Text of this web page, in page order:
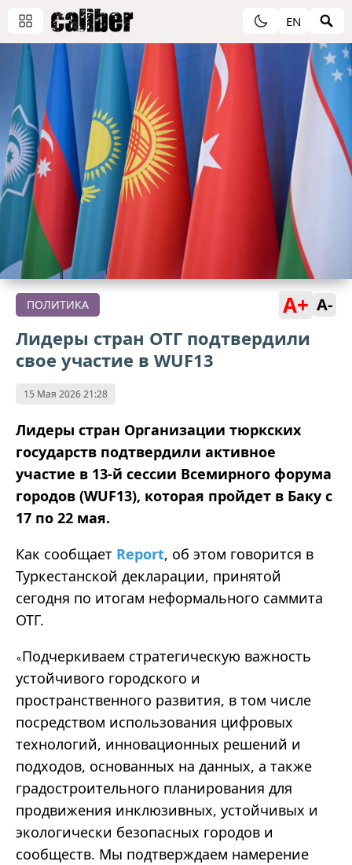
EN
ПОЛИТИКА A+ A-
Лидеры стран ОТГ подтвердили
свое участие в WUF13
15 Мая 2026 21:28
Лидеры стран Организации тюркских
государств подтвердили активное
участие в 13-й сессии Всемирного форума
городов (WUF13), которая пройдет в Баку с
17 по 22 мая.
Как сообщает Report, об этом говорится в
Туркестанской декларации, принятой
сегодня по итогам неформального саммита
ОТГ.
«Подчеркиваем стратегическую важность
устойчивого городского и
пространственного развития, в том числе
посредством использования цифровых
технологий, инновационных решений и
подходов, основанных на данных, а также
градостроительного планирования для
продвижения инклюзивных, устойчивых и
экологически безопасных городов и
сообществ. Мы подтверждаем намерение